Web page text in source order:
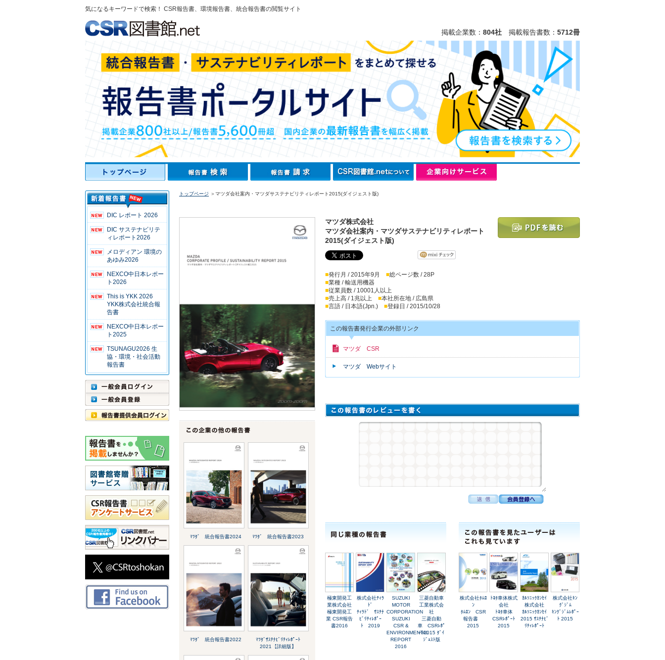
気になるキーワードで検索！ CSR報告書、環境報告書、統合報告書の閲覧サイト
掲載企業数： 804社 掲載報告書数： 5712冊
DIC レポート 2026
DIC サステナビリテ
ィレポート2026
メロディアン 環境の
あゆみ2026
NEXCO中日本レポー
ト2026
This is YKK 2026
YKK株式会社統合報
告書
NEXCO中日本レポー
ト2025
TSUNAGU2026 生
協・環境・社会活動
報告書
トップページ ＞マツダ会社案内・マツダサステナビリティレポート2015(ダイジェスト版)
ﾏﾂﾀﾞ 統合報告書2024 ﾏﾂﾀﾞ 統合報告書2023
ﾏﾂﾀﾞ 統合報告書2022
ﾏﾂﾀﾞｻｽﾃﾅﾋﾞﾘﾃｨﾚﾎﾟｰﾄ
2021【詳細版】
マツダ株式会社
マツダ会社案内・マツダサステナビリティレポート
2015(ダイジェスト版)
■発行月 / 2015年9月 ■総ページ数 / 28P
■業種 / 輸送用機器
■従業員数 / 10001人以上
■売上高 / 1兆以上 ■本社所在地 / 広島県
■言語 / 日本語(Jpn.) ■登録日 / 2015/10/28
この報告書発行企業の外部リンク
マツダ CSR
マツダ Webサイト
極東開発工
業株式会社
極東開発工
業 CSR報告
書2016
株式会社ﾃｨﾗ
ﾄﾞ
ﾃｨﾗﾄﾞ ｻｽﾃﾅ
ﾋﾞﾘﾃｨﾚﾎﾟｰ
ﾄ 2019
SUZUKI
MOTOR
CORPORATION
SUZUKI
CSR &
ENVIRONMENTAL
REPORT
2016
三菱自動車
工業株式会
社
三菱自動
車 CSRﾚﾎﾟ
ｰﾄ2015 ﾀﾞｲ
ｼﾞｪｽﾄ版
株式会社ﾀﾑﾛ
ﾝ
ﾀﾑﾛﾝ CSR
報告書
2015
ﾄﾖﾀ車体株式
会社
ﾄﾖﾀ車体
CSRﾚﾎﾟｰﾄ
2015
ｶﾙｿﾆｯｸｶﾝｾｲ
株式会社
ｶﾙｿﾆｯｸｶﾝｾｲ
2015 ｻｽﾃﾅﾋﾞ
ﾘﾃｨﾚﾎﾟｰﾄ
株式会社ｷﾝ
ｸﾞｼﾞﾑ
ｷﾝｸﾞｼﾞﾑﾚﾎﾟｰ
ﾄ 2015